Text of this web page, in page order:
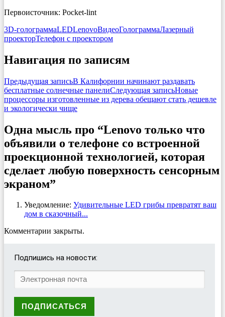
Первоисточник: Pocket-lint
3D-голограммаLEDLenovoВидеоГолограммаЛазерный
проекторТелефон с проектором
Навигация по записям
Предыдущая записьВ Калифорнии начинают раздавать
бесплатные солнечные панелиСледующая записьНовые
процессоры изготовленные из дерева обещают стать дешевле
и экологически чище
Одна мысль про “Lenovo только что
объявили о телефоне со встроенной
проекционной технологией, которая
сделает любую поверхность сенсорным
экраном”
Уведомление: Удивительные LED грибы превратят ваш
дом в сказочный...
Комментарии закрыты.
Подпишись на новости: